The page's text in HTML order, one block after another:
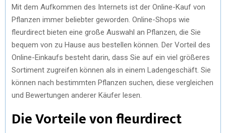
Mit dem Aufkommen des Internets ist der Online-Kauf von
Pflanzen immer beliebter geworden. Online-Shops wie
fleurdirect bieten eine große Auswahl an Pflanzen, die Sie
bequem von zu Hause aus bestellen können. Der Vorteil des
Online-Einkaufs besteht darin, dass Sie auf ein viel größeres
Sortiment zugreifen können als in einem Ladengeschäft. Sie
können nach bestimmten Pflanzen suchen, diese vergleichen
und Bewertungen anderer Käufer lesen.
Die Vorteile von fleurdirect